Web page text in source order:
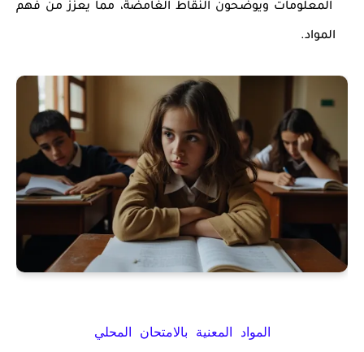
المعلومات ويوضحون النقاط الغامضة، مما يعزز من فهم
المواد.
المواد المعنية بالامتحان المحلي